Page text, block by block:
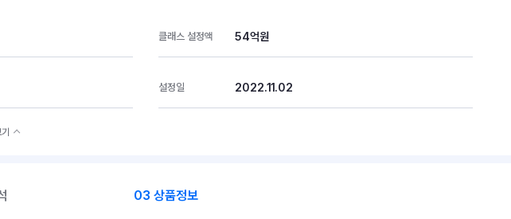
클래스 설정액 54억원
설정일 2022.11.02
03 상품정보